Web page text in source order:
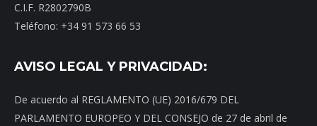
C.I.F. R2802790B
Teléfono: +34 91 573 66 53
AVISO LEGAL Y PRIVACIDAD:
De acuerdo al REGLAMENTO (UE) 2016/679 DEL
PARLAMENTO EUROPEO Y DEL CONSEJO de 27 de abril de